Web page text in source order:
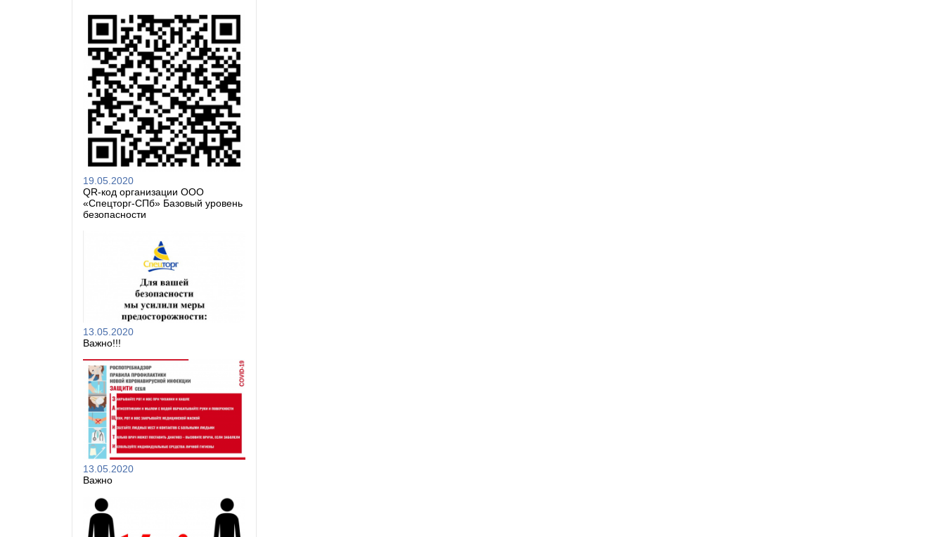
19.05.2020
QR-код организации ООО
«Спецторг-СПб» Базовый уровень
безопасности
13.05.2020
Важно!!!
13.05.2020
Важно